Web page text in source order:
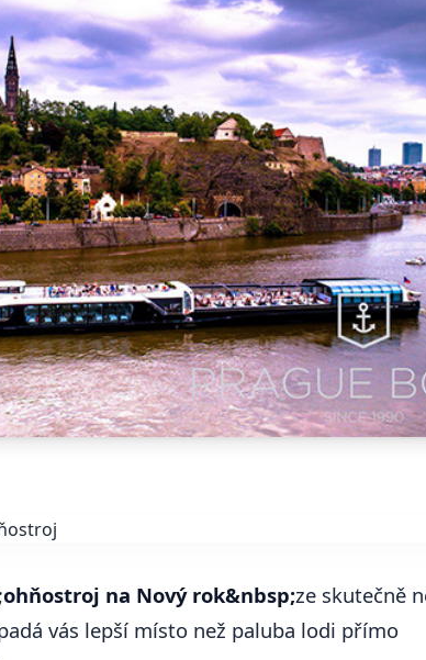
ohňostroj na Nový rok&nbsp;ze skutečně
vás lepší místo než paluba lodi přímo